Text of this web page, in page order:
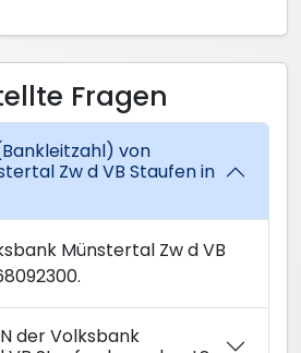
Fragen
von
Zw d VB Staufen in
Münstertal Zw d VB
der Volksbank